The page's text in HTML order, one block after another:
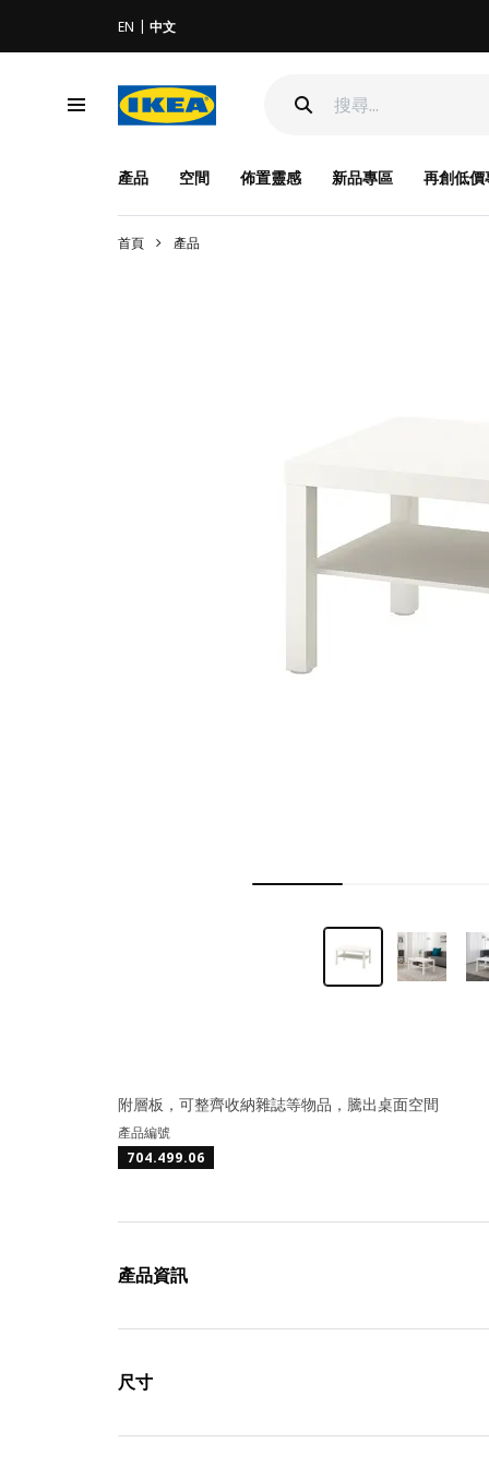
EN 中文
產品 空間 佈置靈感 新品專區 再創低價
首頁 產品
附層板，可整齊收納雜誌等物品，騰出桌面空間
產品編號
704.499.06
產品資訊
尺寸